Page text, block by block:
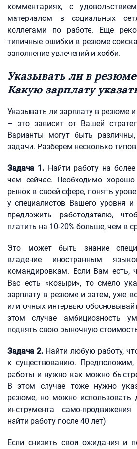
комментариях, с
материалом в социальных
коллегами по работе. Еще
типичные ошибки в резюме
заполнение увлечений и хобби.
Указывать ли в резюме
Какую зарплату
Указывать ли зарплату в резюме
– это зависит от Вашей
Варианты могут быть
задачи. Разберем несколько
Задача 1. Найти работу на
чем сейчас. Необходимо
рынок в своей сфере, понять
у специалистов Вашего уровня
предложить работодателю,
платить на 10-20% больше, чем в
Это может быть знание
владение иностранным
командировкам. Если Вам есть,
Вас есть «козыри», то смело
зарплату в резюме и затем, уже
или очных интервью
этом случае амбициозность
поднять свою рыночную
Задача 2. Найти любую работу,
к существованию.
работы и нужно как можно
В этом случае тоже нужно
резюме, но можно использовать
инструмента само-
найти работу после 40 лет).
Если снизить свои ожидания и